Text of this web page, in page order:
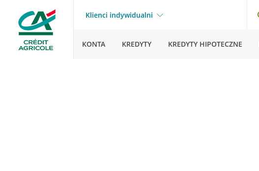
Klienci indywidualni
KONTA KREDYTY KREDYTY HIPOTECZNE